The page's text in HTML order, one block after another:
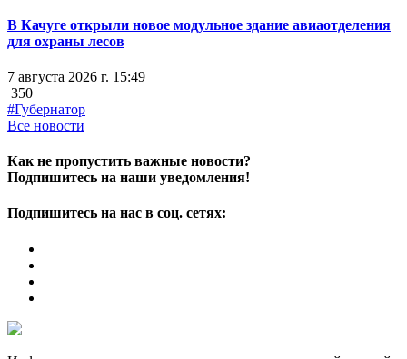
В Качуге открыли новое модульное здание авиаотделения
для охраны лесов
7 августа 2026 г. 15:49
350
#Губернатор
Все новости
Как не пропустить важные новости?
Подпишитесь на наши уведомления!
Подпишитесь на нас в соц. сетях: